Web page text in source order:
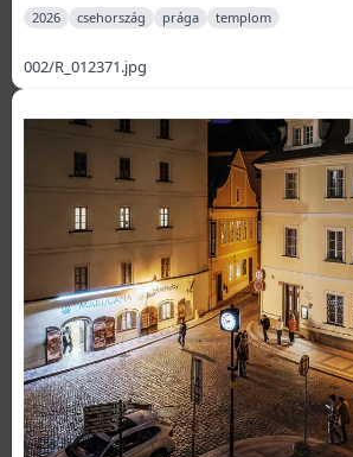
2026 csehország prága templom
002/R_012371.jpg